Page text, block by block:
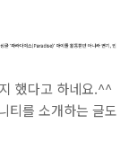
했다고 하네요.^^
티를 소개하는 글도